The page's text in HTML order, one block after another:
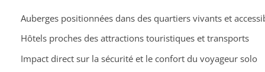
Auberges positionnées dans des quartiers vivants et
Hôtels proches des attractions touristiques et transports
Impact direct sur la sécurité et le confort du voyageur solo